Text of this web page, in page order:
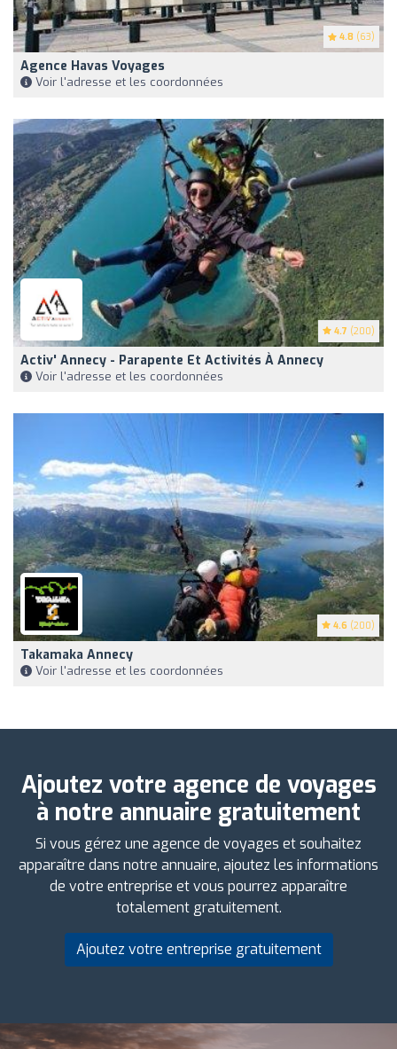
4.8 (63)
Agence Havas Voyages
Voir l'adresse et les coordonnées
4.7 (200)
Activ' Annecy - Parapente Et Activités À Annecy
Voir l'adresse et les coordonnées
4.6 (200)
Takamaka Annecy
Voir l'adresse et les coordonnées
Ajoutez votre agence de voyages
à notre annuaire gratuitement
Si vous gérez une agence de voyages et souhaitez
apparaître dans notre annuaire, ajoutez les informations
de votre entreprise et vous pourrez apparaître
totalement gratuitement.
Ajoutez votre entreprise gratuitement